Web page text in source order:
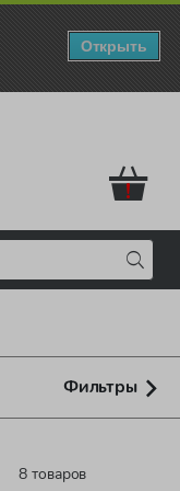
Открыть
!
Фильтры
8 товаров